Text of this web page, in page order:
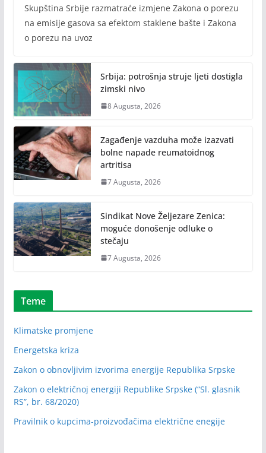
Skupština Srbije razmatraće izmjene Zakona o porezu
na emisije gasova sa efektom staklene bašte i Zakona
o porezu na uvoz
Srbija: potrošnja struje ljeti dostigla
zimski nivo
8 Augusta, 2026
Zagađenje vazduha može izazvati
bolne napade reumatoidnog
artritisa
7 Augusta, 2026
Sindikat Nove Željezare Zenica:
moguće donošenje odluke o
stečaju
7 Augusta, 2026
Teme
Klimatske promjene
Energetska kriza
Zakon o obnovljivim izvorima energije Republika Srpske
Zakon o električnoj energiji Republike Srpske (“Sl. glasnik
RS”, br. 68/2020)
Pravilnik o kupcima-proizvođačima električne enegije